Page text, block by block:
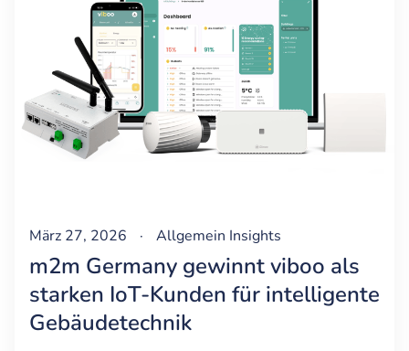
März 27, 2026 · Allgemein Insights
m2m Germany gewinnt viboo als
starken IoT-Kunden für intelligente
Gebäudetechnik